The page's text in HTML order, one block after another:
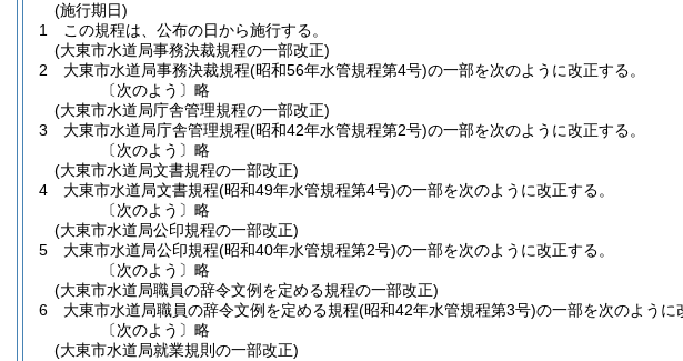
(施行期日)
1
この規程は、公布の日から施行する。
(大東市水道局事務決裁規程の一部改正)
2
大東市水道局事務決裁規程(昭和56年水管規程第4号)の一部を次のように改正する。
〔次のよう〕略
(大東市水道局庁舎管理規程の一部改正)
3
大東市水道局庁舎管理規程(昭和42年水管規程第2号)の一部を次のように改正する。
〔次のよう〕略
(大東市水道局文書規程の一部改正)
4
大東市水道局文書規程(昭和49年水管規程第4号)の一部を次のように改正する。
〔次のよう〕略
(大東市水道局公印規程の一部改正)
5
大東市水道局公印規程(昭和40年水管規程第2号)の一部を次のように改正する。
〔次のよう〕略
(大東市水道局職員の辞令文例を定める規程の一部改正)
6
大東市水道局職員の辞令文例を定める規程(昭和42年水管規程第3号)の一部を次のように
〔次のよう〕略
(大東市水道局就業規則の一部改正)